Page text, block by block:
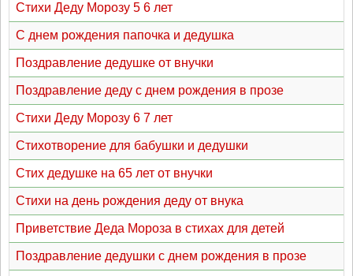
Стихи Деду Морозу 5 6 лет
С днем рождения папочка и дедушка
Поздравление дедушке от внучки
Поздравление деду с днем рождения в прозе
Стихи Деду Морозу 6 7 лет
Стихотворение для бабушки и дедушки
Стих дедушке на 65 лет от внучки
Стихи на день рождения деду от внука
Приветствие Деда Мороза в стихах для детей
Поздравление дедушки с днем рождения в прозе